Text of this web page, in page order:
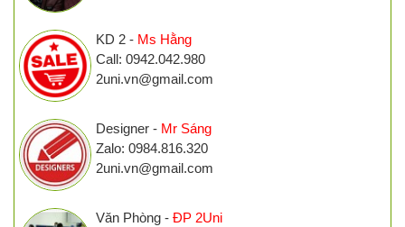
KD 2 - Ms Hằng
Call: 0942.042.980
2uni.vn@gmail.com
Designer - Mr Sáng
Zalo: 0984.816.320
2uni.vn@gmail.com
Văn Phòng - ĐP 2Uni